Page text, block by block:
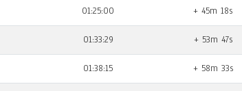
01:25:00 + 45m 18s
01:33:29 + 53m 47s
01:38:15 + 58m 33s